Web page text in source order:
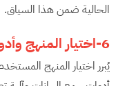
الحالية ضمن هذا السياق.
6-اختيار المنهج وأدوات البحث
يُبرر اختيار المنهج